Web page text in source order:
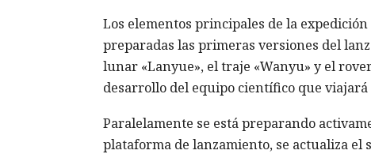
Los elementos principales de la
preparadas las primeras versiones del
lunar «Lanyue», el traje «Wanyu» y el
desarrollo del equipo científico que viajará
Paralelamente se está preparando
plataforma de lanzamiento, se actualiza el